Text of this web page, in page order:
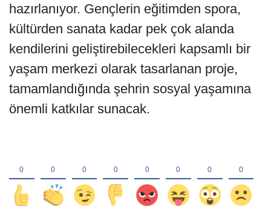
hazırlanıyor. Gençlerin eğitimden spora,
kültürden sanata kadar pek çok alanda
kendilerini geliştirebilecekleri kapsamlı bir
yaşam merkezi olarak tasarlanan proje,
tamamlandığında şehrin sosyal yaşamına
önemli katkılar sunacak.